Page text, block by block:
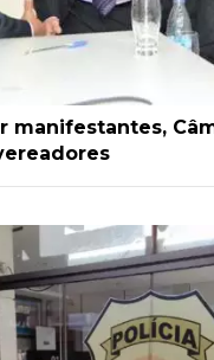
manifestantes,